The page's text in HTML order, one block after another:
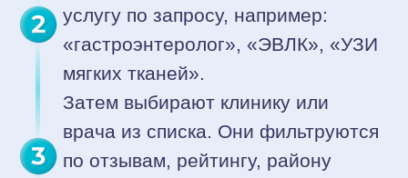
Минимум вашего времени
При выборе тарифа Премиум наш
контент-менеджер сам заполнит